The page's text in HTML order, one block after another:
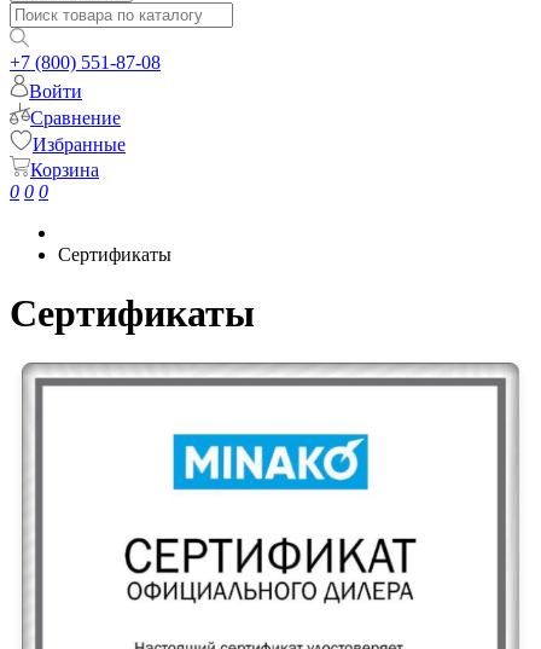
+7 (800) 551-87-08
Войти
Сравнение
Избранные
Корзина
0 0 0
Сертификаты
Сертификаты